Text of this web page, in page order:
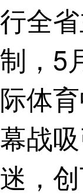
行全
制，5
际体
幕战
迷，